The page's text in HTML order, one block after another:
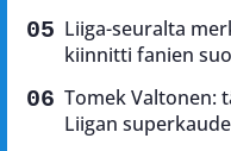
Liiga-seuralta
kiinnitti fanien
Tomek Valtonen:
Liigan